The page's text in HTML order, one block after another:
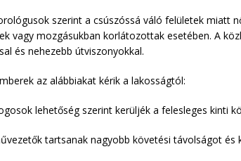
szerint a csúszóssá váló felületek miatt
vagy mozgásukban korlátozottak esetében. A
és nehezebb útviszonyokkal.
az alábbiakat kérik a lakosságtól:
lehetőség szerint kerüljék a felesleges kinti
tartsanak nagyobb követési távolságot